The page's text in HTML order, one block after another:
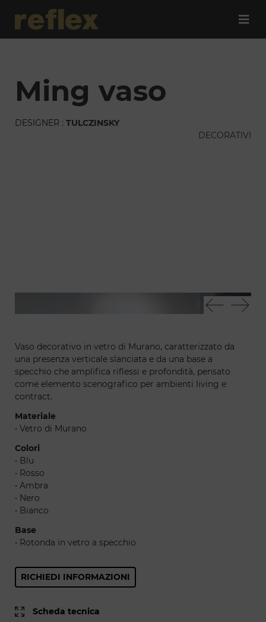
ming vaso
DESIGNER : TULCZINSKY
DECORATIVI
Vaso decorativo in vetro di Murano, caratterizzato da
una presenza verticale slanciata e da una base a
specchio che amplifica riflessi e profondità, pensato
come elemento scenografico per ambienti living e
contract.
Materiale
• Vetro di Murano
Colori
• Blu
• Rosso
• Ambra
• Nero
• Bianco
Base
• Rotonda in vetro a specchio
RICHIEDI INFORMAZIONI
Scheda tecnica